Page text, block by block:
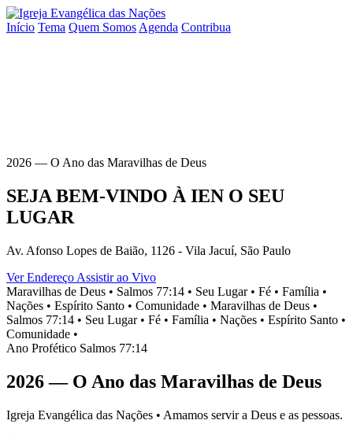
Início Tema Quem Somos Agenda Contribua
2026 — O Ano das Maravilhas de Deus
SEJA BEM-VINDO À IEN O SEU
LUGAR
Av. Afonso Lopes de Baião, 1126 - Vila Jacuí, São Paulo
Ver Endereço Assistir ao Vivo
Maravilhas de Deus • Salmos 77:14 • Seu Lugar • Fé • Família •
Nações • Espírito Santo • Comunidade • Maravilhas de Deus •
Salmos 77:14 • Seu Lugar • Fé • Família • Nações • Espírito Santo •
Comunidade •
Ano Profético Salmos 77:14
2026 — O Ano das Maravilhas de Deus
Igreja Evangélica das Nações • Amamos servir a Deus e as pessoas.